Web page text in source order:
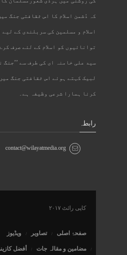
کہ دُشمن اسلام کا اس ثقافتی جنگ
اسلام و مسلمین کی سربلندی کے لیے
توانائیوں کو اسلام کے لئے صرف
سید علی خامنہ ای کی طرف سے ’’جنگ
لبیک کہتے ہوئے اس ثقافتی جنگ
کرنا ہمارا شرعی وظیفہ ہے۔
رابطہ
contact@wilayatmedia.org
کاپی رائٹ ۲۰۱۷
صفحۂ اصلی تصاویر ویڈیوز
مضامین و مقالہ جات أفضل